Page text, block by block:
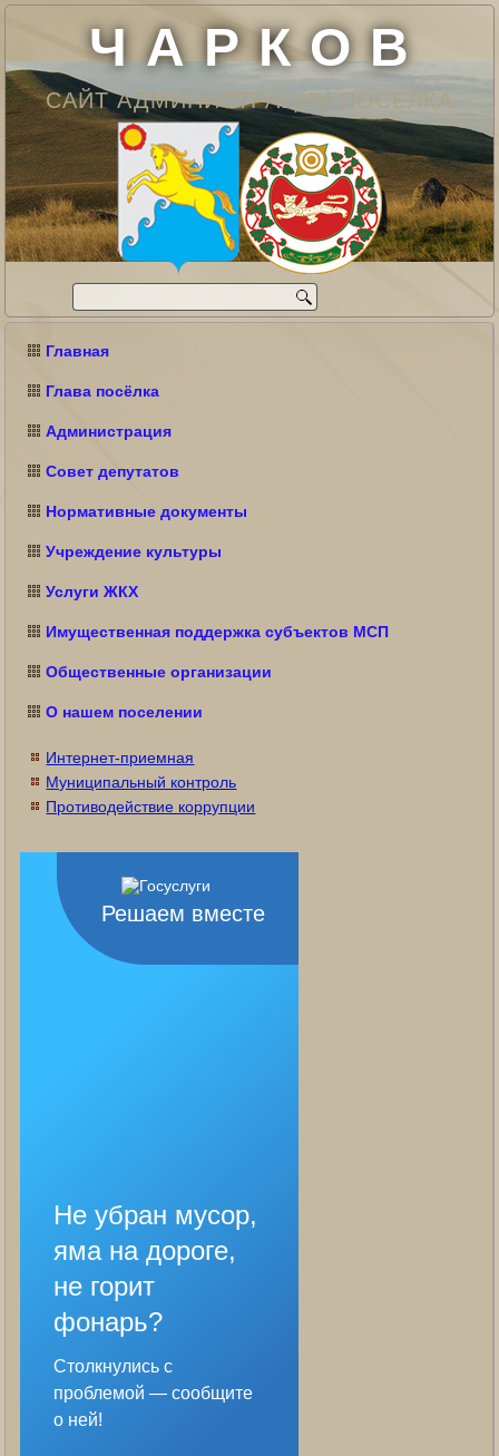
Ч А Р К О В
САЙТ АДМИНИСТРАЦИИ ПОСЁЛКА
Главная
Глава посёлка
Администрация
Совет депутатов
Нормативные документы
Учреждение культуры
Услуги ЖКХ
Имущественная поддержка субъектов МСП
Общественные организации
О нашем поселении
Интернет-приемная
Муниципальный контроль
Противодействие коррупции
Решаем вместе
Не убран мусор,
яма на дороге,
не горит
фонарь?
Столкнулись с
проблемой — сообщите
о ней!